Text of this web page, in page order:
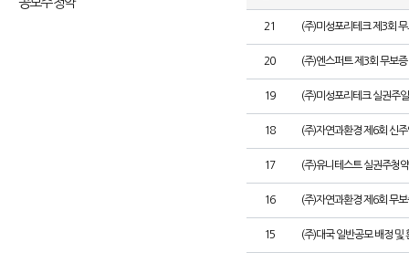
21 (주)미성포리테크 제3회
20 (주)엔스퍼트 제3회 무보
19 (주)미성포리테크 실권주
18 (주)자연과환경 제6회 신
17 (주)유니테스트 실권주청
16 (주)자연과환경 제6회 무
15 (주)대국 일반공모 배정 및